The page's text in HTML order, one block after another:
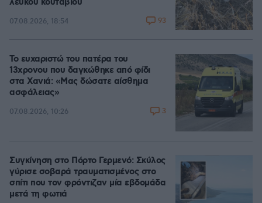
λευκού κουταβιού
07.08.2026, 18:54 93
Το ευχαριστώ του πατέρα του
13χρονου που δαγκώθηκε από φίδι
στα Χανιά: «Μας δώσατε αίσθημα
ασφάλειας»
07.08.2026, 10:26 3
Συγκίνηση στο Πόρτο Γερμενό: Σκύλος
γύρισε σοβαρά τραυματισμένος στο
σπίτι που τον φρόντιζαν μία εβδομάδα
μετά τη φωτιά